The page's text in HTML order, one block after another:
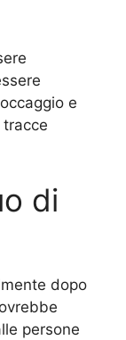
e
tracce
di
dopo
persone